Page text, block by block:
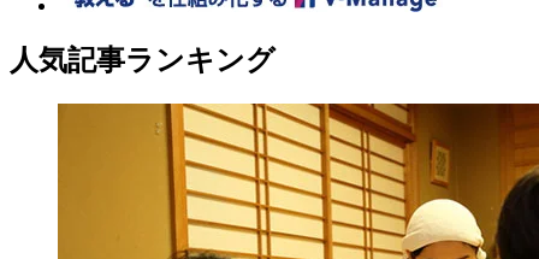
人気記事ランキング